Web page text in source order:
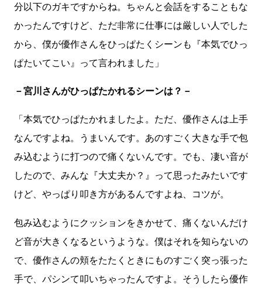
分以下のガキですからね。ちゃんと会話をすることもな
かったんですけど、ただ非常に仕事には厳しい人でした
から、僕が優作さんをひっぱたくシーンも『本気でひっ
ぱたいてこい』って言われました」
－宮川さんがひっぱたかれるシーンは？－
「本気でひっぱたかれましたよ。ただ、優作さんは上手
なんですよね。うまいんです。あのすごく大きな手で包
み込むように打つので痛くないんです。でも、凄い音が
したので、みんな『大丈夫か？』って思ったみたいです
けど、やっぱり叩き方があるんですよね、コツが。
包み込むようにクッションをきかせて、痛くないんだけ
ど音が大きくなるというような。僕はそれを知らないの
で、優作さんの頬をたたくときにものすごく突っ張った
手で、パシンて叩いちゃったんですよ。そうしたら優作